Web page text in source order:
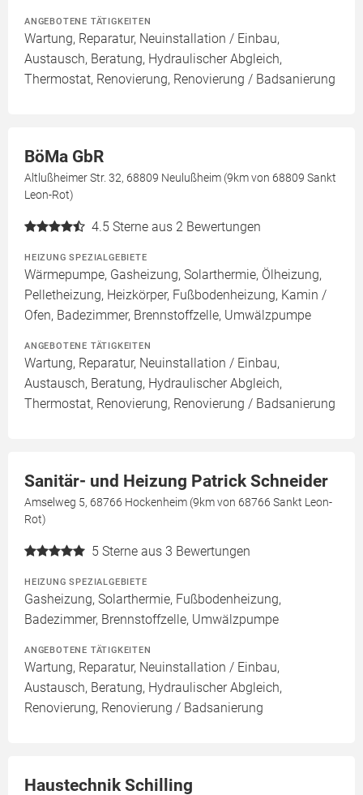
ANGEBOTENE TÄTIGKEITEN
Wartung, Reparatur, Neuinstallation / Einbau,
Austausch, Beratung, Hydraulischer Abgleich,
Thermostat, Renovierung, Renovierung / Badsanierung
BöMa GbR
Altlußheimer Str. 32, 68809 Neulußheim (9km von 68809 Sankt
Leon-Rot)
4.5 Sterne aus 2 Bewertungen
HEIZUNG SPEZIALGEBIETE
Wärmepumpe, Gasheizung, Solarthermie, Ölheizung,
Pelletheizung, Heizkörper, Fußbodenheizung, Kamin /
Ofen, Badezimmer, Brennstoffzelle, Umwälzpumpe
ANGEBOTENE TÄTIGKEITEN
Wartung, Reparatur, Neuinstallation / Einbau,
Austausch, Beratung, Hydraulischer Abgleich,
Thermostat, Renovierung, Renovierung / Badsanierung
Sanitär- und Heizung Patrick Schneider
Amselweg 5, 68766 Hockenheim (9km von 68766 Sankt Leon-
Rot)
5 Sterne aus 3 Bewertungen
HEIZUNG SPEZIALGEBIETE
Gasheizung, Solarthermie, Fußbodenheizung,
Badezimmer, Brennstoffzelle, Umwälzpumpe
ANGEBOTENE TÄTIGKEITEN
Wartung, Reparatur, Neuinstallation / Einbau,
Austausch, Beratung, Hydraulischer Abgleich,
Renovierung, Renovierung / Badsanierung
Haustechnik Schilling